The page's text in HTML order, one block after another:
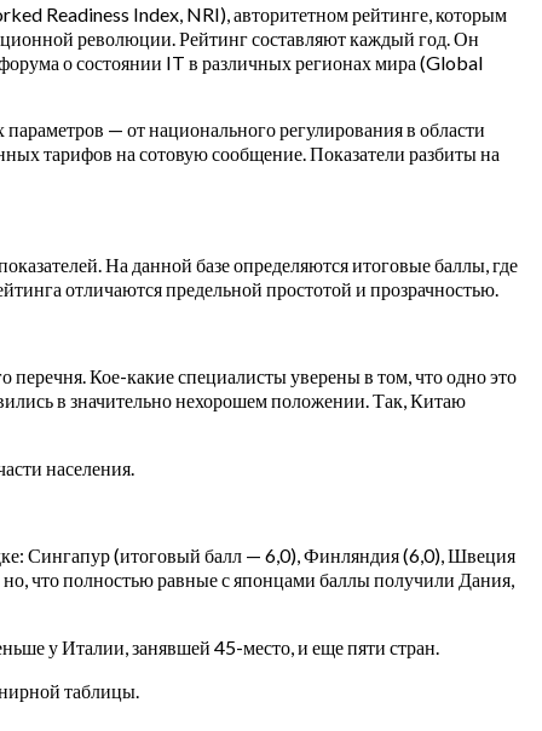
Readiness Index, NRI), авторитетном рейтинге, которым
революции. Рейтинг составляют каждый год. Он
о состоянии IT в различных регионах мира (Global
— от национального регулирования в области
тарифов на сотовую сообщение. Показатели разбиты на
На данной базе определяются итоговые баллы, где
отличаются предельной простотой и прозрачностью.
Кое-какие специалисты уверены в том, что одно это
в значительно нехорошем положении. Так, Китаю
населения.
Сингапур (итоговый балл — 6,0), Финляндия (6,0), Швеция
что полностью равные с японцами баллы получили Дания,
у Италии, занявшей 45-место, и еще пяти стран.
таблицы.